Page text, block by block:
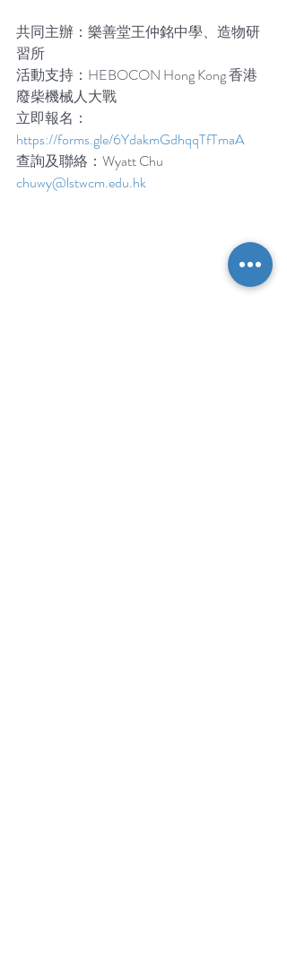
共同主辦：樂善堂王仲銘中學、造物研
習所
活動支持：HEBOCON Hong Kong 香港
廢柴機械人大戰
立即報名：
https://forms.gle/6YdakmGdhqqTfTmaA
查詢及聯絡：Wyatt Chu
chuwy@lstwcm.edu.hk